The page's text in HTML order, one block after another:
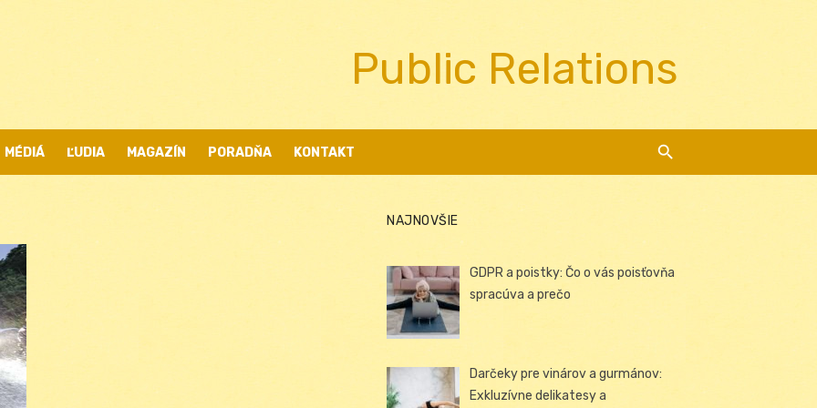
Public Relations
MÉDIÁ ĽUDIA MAGAZÍN PORADŇA KONTAKT
NAJNOVŠIE
GDPR a poistky: Čo o vás poisťovňa
spracúva a prečo
Darčeky pre vinárov a gurmánov:
Exkluzívne delikatesy a